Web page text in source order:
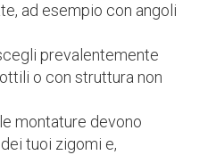
ad esempio con angoli
prevalentemente
o con struttura non
montature devono
tuoi zigomi e,